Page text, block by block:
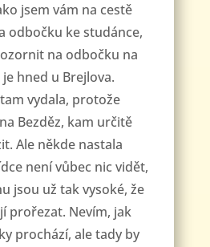
jsem vám na cestě
odbočku ke studánce,
na odbočku na
hned u Brejlova.
vydala, protože
Bezděz, kam určitě
Ale někde nastala
není vůbec nic vidět,
jsou už tak vysoké, že
prořezat. Nevím, jak
prochází, ale tady by